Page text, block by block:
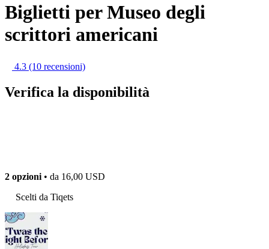
Biglietti per Museo degli
scrittori americani
4.3 (10 recensioni)
Verifica la disponibilità
2 opzioni • da 16,00 USD
Scelti da Tiqets